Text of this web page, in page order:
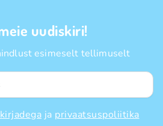
uudiskiri!
esimeselt tellimuselt
ja privaatsuspoliitika